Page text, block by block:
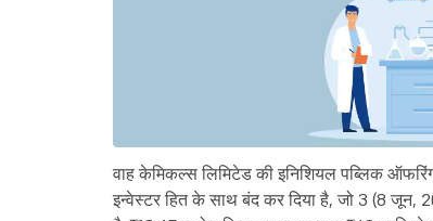
वाह केमिकल्स लिमिटेड की इनिशियल पब्लिक
इन्वेस्टर हित के साथ बंद कर दिया है, जो 3 (8